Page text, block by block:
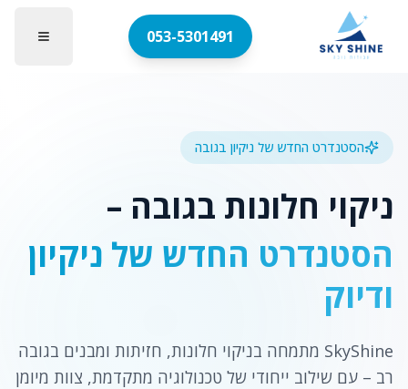
053-5301491
הסטנדרט החדש של ניקיון בגובה
ניקוי חלונות בגובה –
הסטנדרט החדש של ניקיון
ודיוק
SkyShine מתמחה בניקוי חלונות, חזיתות ומבנים בגובה
רב – עם שילוב ייחודי של טכנולוגיה מתקדמת, צוות מיומן